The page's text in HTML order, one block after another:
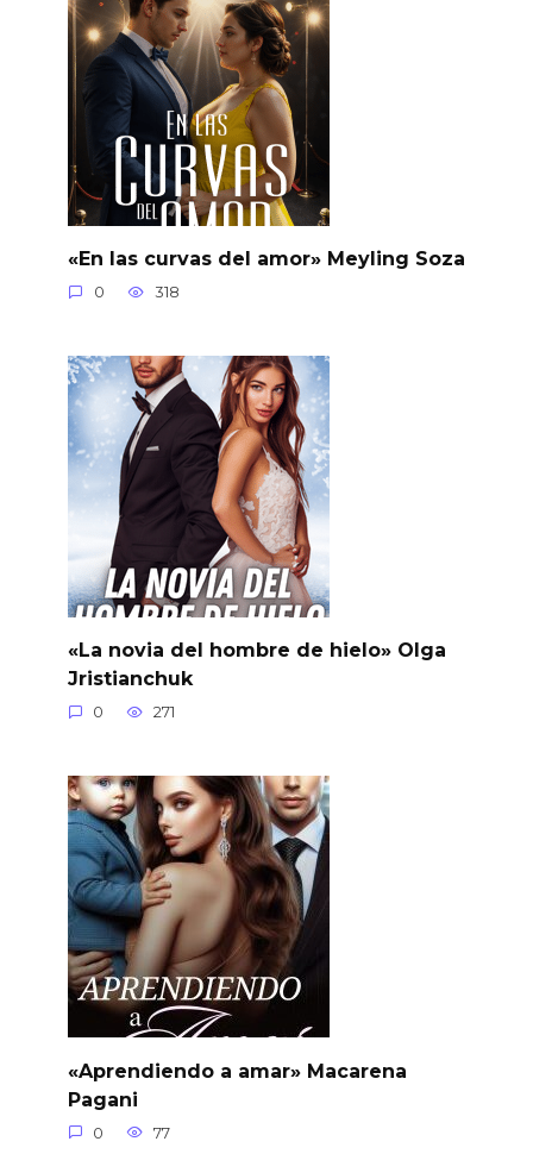
«En las curvas del amor» Meyling Soza
0 318
«La novia del hombre de hielo» Olga
Jristianchuk
0 271
«Aprendiendo a amar» Macarena
Pagani
0 77